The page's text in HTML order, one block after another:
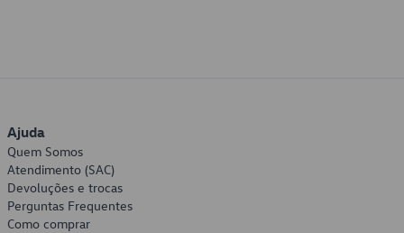
Ajuda
Quem Somos
Atendimento (SAC)
Devoluções e trocas
Perguntas Frequentes
Como comprar